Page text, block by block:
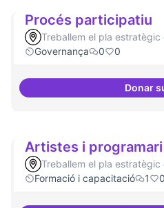
Procés participatiu
Treballem el pla estratègic
Governança
0 0
Donar
Artistes i
Treballem el pla estratègic
Formació i capacitació
1 0